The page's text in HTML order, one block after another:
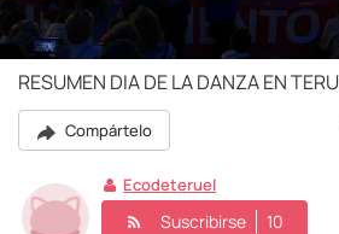
RESUMEN DIA DE LA DANZA EN
Compártelo
Ecodeteruel
Suscribirse 10